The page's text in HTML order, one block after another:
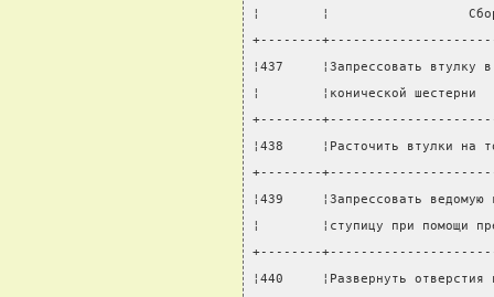
¦        ¦
+--------
¦437     ¦Запрессовать
¦        ¦конической
+--------
¦438     ¦Расточить втулки
+--------
¦439     ¦Запрессовать
¦        ¦ступицу при
+--------
¦440     ¦Развернуть